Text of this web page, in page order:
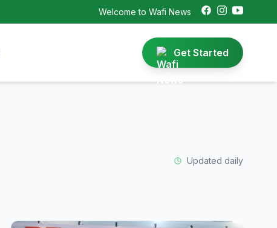
Welcome to Wafi News
Get Started
Updated daily